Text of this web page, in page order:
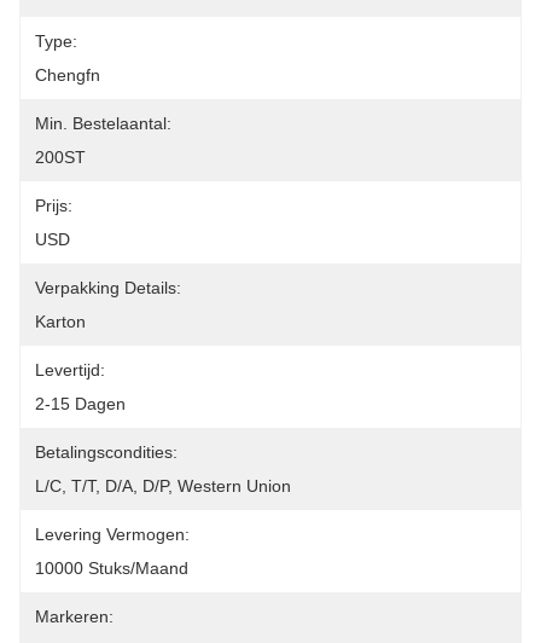
Type:
Chengfn
Min. Bestelaantal:
200ST
Prijs:
USD
Verpakking Details:
Karton
Levertijd:
2-15 Dagen
Betalingscondities:
L/C, T/T, D/A, D/P, Western Union
Levering Vermogen:
10000 Stuks/maand
Markeren: